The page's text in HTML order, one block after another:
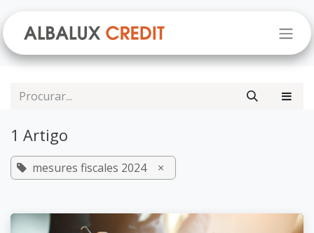
1 Artigo
mesures fiscales 2024 ×